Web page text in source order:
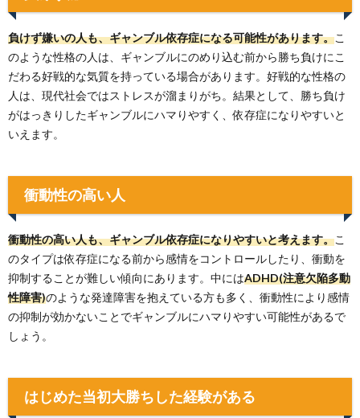
負けず嫌いの人も、ギャンブル依存症になる可能性があります。こ
のような性格の人は、ギャンブルにのめり込む前から勝ち負けにこ
だわる好戦的な気質を持っている場合があります。好戦的な性格の
人は、現代社会ではストレスが溜まりがち。結果として、勝ち負け
がはっきりしたギャンブルにハマりやすく、依存症になりやすいと
いえます。
衝動性の高い人
衝動性の高い人も、ギャンブル依存症になりやすいと考えます。こ
のタイプは依存症になる前から感情をコントロールしたり、衝動を
抑制することが難しい傾向にあります。中にはADHD(注意欠陥多動
性障害)のような発達障害を抱えている方も多く、衝動性により感情
の抑制が効かないことでギャンブルにハマりやすい可能性があるで
しょう。
はじめた当初大勝ちした経験がある